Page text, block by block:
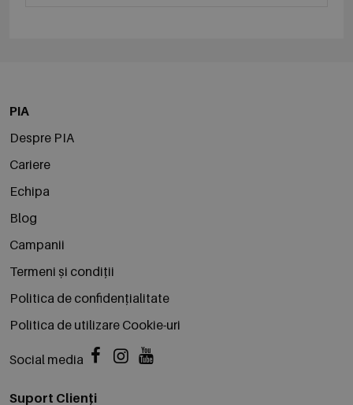
PIA
Despre PIA
Cariere
Echipa
Blog
Campanii
Termeni și condiții
Politica de confidențialitate
Politica de utilizare Cookie-uri
Social media
Suport Clienți